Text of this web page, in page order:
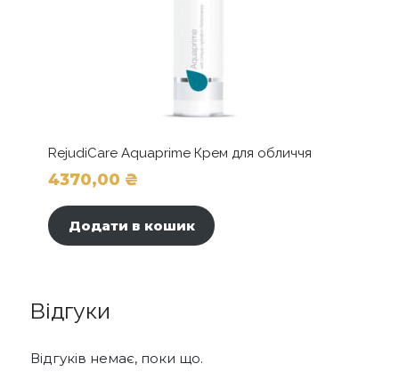
RejudiCare Aquaprime Крем для обличчя
4370,00 ₴
Додати в кошик
Відгуки
Відгуків немає, поки що.